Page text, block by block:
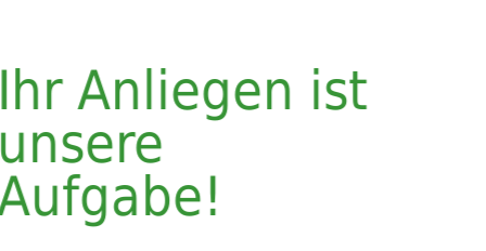
Ihr Anliegen ist
unsere
Aufgabe!